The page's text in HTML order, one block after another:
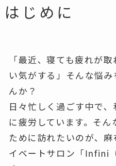
はじめに
「最近、寝ても疲れが
い気がする」そんな悩
んか？
日々忙しく過ごす中で
に疲労しています。そ
ために訪れたいのが、
イベートサロン「Infini